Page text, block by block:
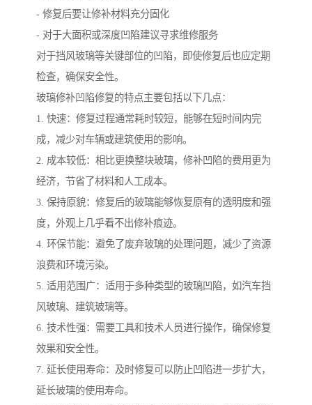
- 修复后要让修补材料充分固化
- 对于大面积或深度凹陷建议寻求维修服务
对于挡风玻璃等关键部位的凹陷，即使修复后也应定期
检查，确保安全性。
玻璃修补凹陷修复的特点主要包括以下几点：
1. 快速：修复过程通常耗时较短，能够在短时间内完
成，减少对车辆或建筑使用的影响。
2. 成本较低：相比更换整块玻璃，修补凹陷的费用更为
经济，节省了材料和人工成本。
3. 保持原貌：修复后的玻璃能够恢复原有的透明度和强
度，外观上几乎看不出修补痕迹。
4. 环保节能：避免了废弃玻璃的处理问题，减少了资源
浪费和环境污染。
5. 适用范围广：适用于多种类型的玻璃凹陷，如汽车挡
风玻璃、建筑玻璃等。
6. 技术性强：需要工具和技术人员进行操作，确保修复
效果和安全性。
7. 延长使用寿命：及时修复可以防止凹陷进一步扩大，
延长玻璃的使用寿命。